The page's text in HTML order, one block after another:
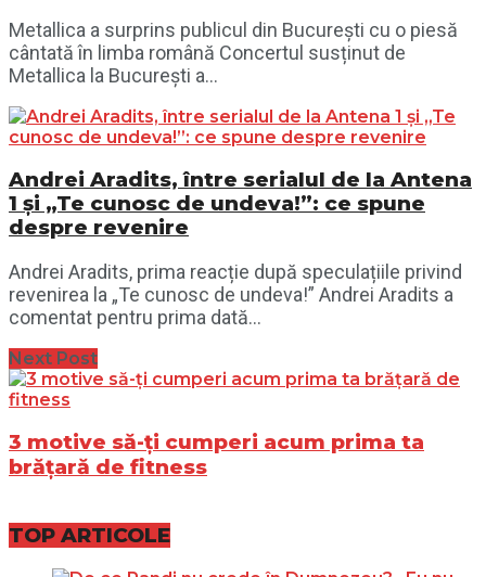
Metallica a surprins publicul din București cu o piesă
cântată în limba română Concertul susținut de
Metallica la București a...
Andrei Aradits, între serialul de la Antena
1 și „Te cunosc de undeva!”: ce spune
despre revenire
Andrei Aradits, prima reacție după speculațiile privind
revenirea la „Te cunosc de undeva!” Andrei Aradits a
comentat pentru prima dată...
Next Post
3 motive să-ți cumperi acum prima ta
brățară de fitness
TOP ARTICOLE